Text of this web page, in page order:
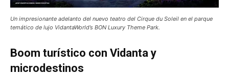
Un impresionante adelanto del nuevo teatro del Cirque du Soleil en el parque
temático de lujo VidantaWorld’s BON Luxury Theme Park.
Boom turístico con Vidanta y
microdestinos